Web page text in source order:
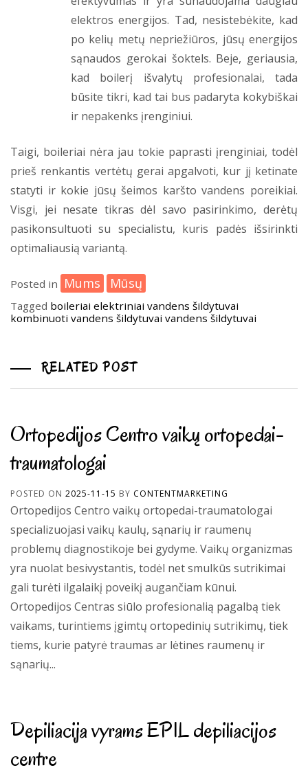
elektros energijos. Tad, nesistebėkite, kad
po kelių metų nepriežiūros, jūsų energijos
sąnaudos gerokai šoktels. Beje, geriausia,
kad boilerį išvalytų profesionalai, tada
būsite tikri, kad tai bus padaryta kokybiškai
ir nepakenks įrenginiui.
Taigi, boileriai nėra jau tokie paprasti įrenginiai, todėl
prieš renkantis vertėtų gerai apgalvoti, kur jį ketinate
statyti ir kokie jūsų šeimos karšto vandens poreikiai.
Visgi, jei nesate tikras dėl savo pasirinkimo, derėtų
pasikonsultuoti su specialistu, kuris padės išsirinkti
optimaliausią variantą.
Posted in Mums Mūsų
Tagged boileriai elektriniai vandens šildytuvai
kombinuoti vandens šildytuvai vandens šildytuvai
RELATED POST
Ortopedijos Centro vaikų ortopedai-
traumatologai
POSTED ON 2025-11-15 BY CONTENTMARKETING
Ortopedijos Centro vaikų ortopedai-traumatologai
specializuojasi vaikų kaulų, sąnarių ir raumenų
problemų diagnostikoje bei gydyme. Vaikų organizmas
yra nuolat besivystantis, todėl net smulkūs sutrikimai
gali turėti ilgalaikį poveikį augančiam kūnui.
Ortopedijos Centras siūlo profesionalią pagalbą tiek
vaikams, turintiems įgimtų ortopedinių sutrikimų, tiek
tiems, kurie patyrė traumas ar lėtines raumenų ir
sąnarių...
Depiliacija vyrams EPIL depiliacijos
centre